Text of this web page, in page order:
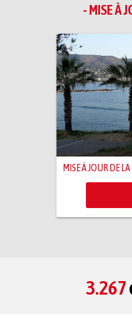
- MISE À
MISE À JOUR DE
3.267